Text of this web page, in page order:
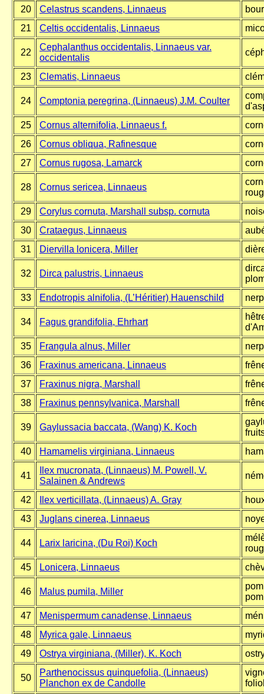
20 Celastrus scandens, Linnaeus
21
Celtis occidentalis, Linnaeus
22
Cephalanthus occidentalis, Linnaeus var.
occidentalis
23 Clematis, Linnaeus
24 Comptonia peregrina, (Linnaeus) J.M. Coulter
25
Cornus alternifolia, Linnaeus f.
26
Cornus obliqua, Rafinesque
27
Cornus rugosa, Lamarck
28 Cornus sericea, Linnaeus
29
Corylus cornuta, Marshall subsp. cornuta
30
Crataegus, Linnaeus
31
Diervilla lonicera, Miller
32 Dirca palustris, Linnaeus
33
Endotropis alnifolia, (L’Héritier) Hauenschild
34 Fagus grandifolia, Ehrhart
35
Frangula alnus, Miller
36
Fraxinus americana, Linnaeus
37
Fraxinus nigra, Marshall
38
Fraxinus pennsylvanica, Marshall
39 Gaylussacia baccata, (Wang) K. Koch
40
Hamamelis virginiana, Linnaeus
41
Ilex mucronata, (Linnaeus) M. Powell, V.
Salainen & Andrews
42 Ilex verticillata, (Linnaeus) A. Gray
43
Juglans cinerea, Linnaeus
44 Larix laricina, (Du Roi) Koch
45
Lonicera, Linnaeus
46 Malus pumila, Miller
47
Menispermum canadense, Linnaeus
48
Myrica gale, Linnaeus
49
Ostrya virginiana, (Miller), K. Koch
50
Parthenocissus quinquefolia, (Linnaeus)
Planchon ex de Candolle